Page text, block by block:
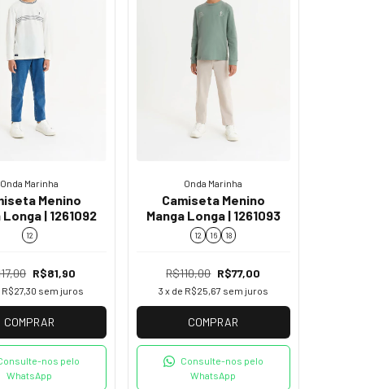
Onda Marinha
Menino
Longa | 1261092
12
R$81,90
R$27,30 sem juros
COMPRAR
nos pelo
WhatsApp
Onda Marinha
Camiseta Menino
Manga Longa | 1261093
12 16 18
R$110,00 R$77,00
3 x de R$25,67 sem juros
COMPRAR
Consulte-nos pelo
WhatsApp